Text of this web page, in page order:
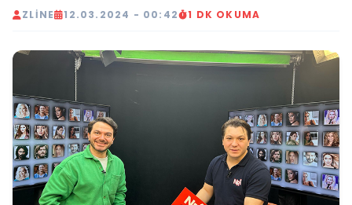
ZLINE 12.03.2024 - 00:42 1 DK OKUMA